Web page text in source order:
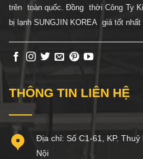
trên toàn quốc. Đồng thời Công Ty
bị lạnh SUNGJIN KOREA giá tốt
THÔNG TIN LIÊN HỆ
Địa chỉ: Số C1-61, KP.
Nội